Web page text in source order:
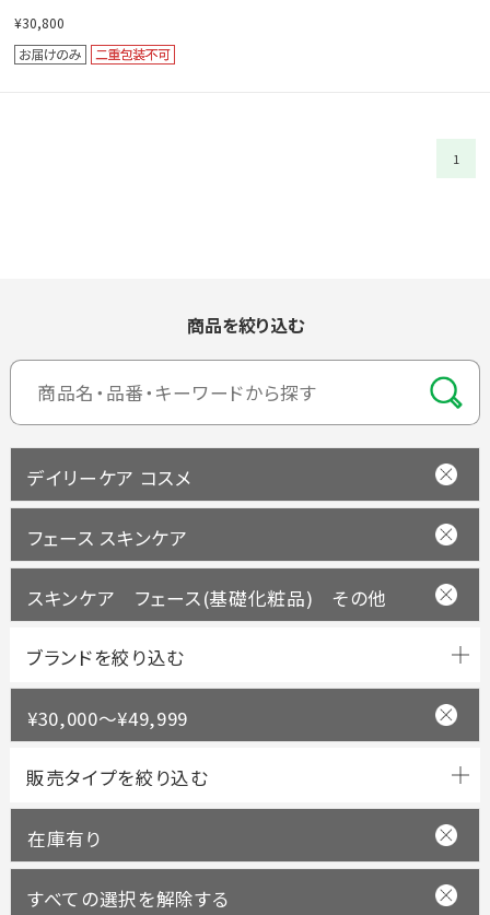
¥30,800
1
商品を絞り込む
デイリーケア コスメ
フェース スキンケア
スキンケア フェース(基礎化粧品) その他
ブランドを絞り込む
¥30,000～¥49,999
在庫有り
すべての選択を解除する